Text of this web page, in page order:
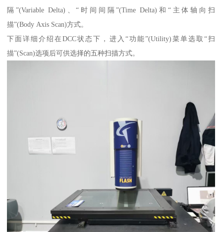
隔”(Variable Delta)、“时间间隔”(Time Delta)和“主体轴向扫
描”(Body Axis Scan)方式。
下面详细介绍在DCC状态下，进入“功能”(Utility)菜单选取“扫
描”(Scan)选项后可供选择的五种扫描方式。